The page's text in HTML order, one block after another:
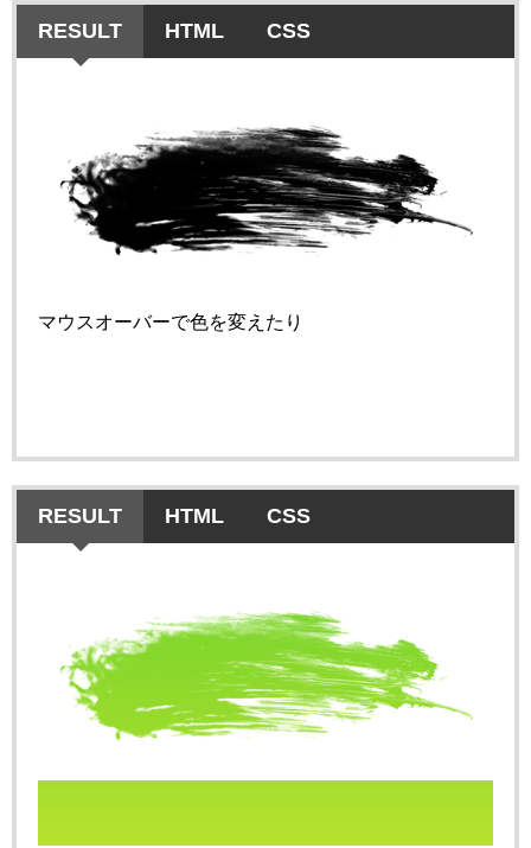
RESULT HTML CSS
マウスオーバーで色を変えたり
RESULT HTML CSS